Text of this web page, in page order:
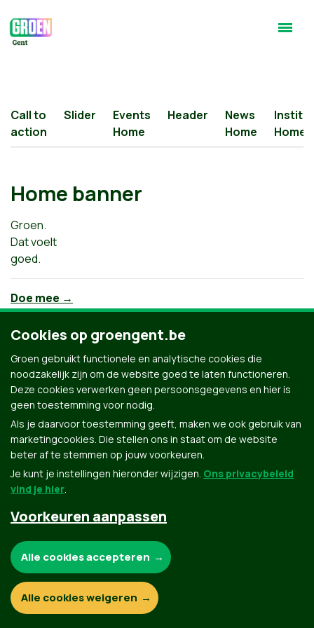
Call to
action
Slider
Events
Home
Header
News
Home
Home
Home banner
Groen.
Dat voelt
goed.
Doe mee →
Groen.be
Contact Privacybeleid
Cookies op groengent.be
Groen gebruikt functionele en analytische cookies die
noodzakelijk zijn om de website goed te laten functioneren.
Deze cookies verwerken geen persoonsgegevens en hier is
geen toestemming voor nodig.
Als je daarvoor toestemming geeft, maken we ook gebruik van
marketingcookies. Die stellen ons in staat om de website
beter af te stemmen op jouw voorkeuren.
Je kunt je instellingen hieronder wijzigen. Ons privacybeleid
vind je hier.
Voorkeuren aanpassen
Functionele en analytische cookies:
Alle cookies accepteren
Alle cookies weigeren